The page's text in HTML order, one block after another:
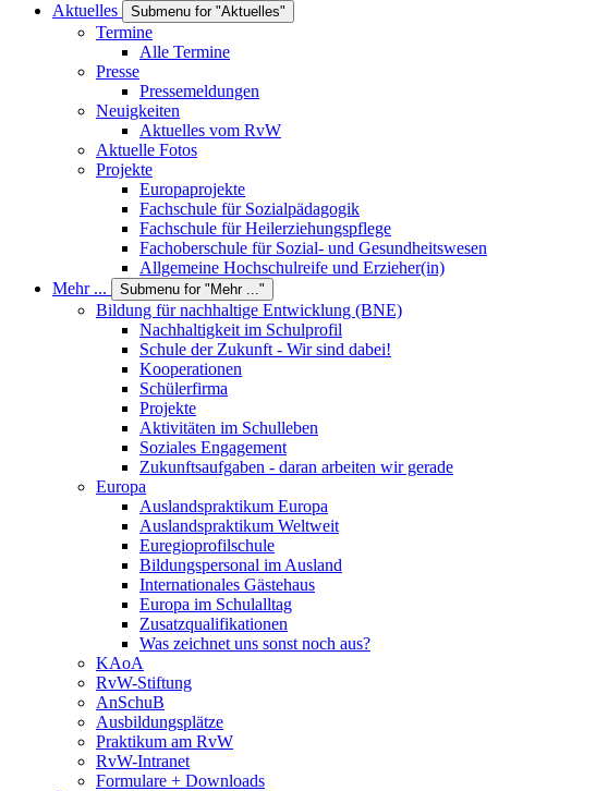
Aktuelles
Submenu for "Aktuelles"
Termine
Alle Termine
Presse
Pressemeldungen
Neuigkeiten
Aktuelles vom RvW
Aktuelle Fotos
Projekte
Europaprojekte
Fachschule für Sozialpädagogik
Fachschule für Heilerziehungspflege
Fachoberschule für Sozial- und Gesundheitswesen
Allgemeine Hochschulreife und Erzieher(in)
Mehr ...
Submenu for "Mehr ..."
Bildung für nachhaltige Entwicklung (BNE)
Nachhaltigkeit im Schulprofil
Schule der Zukunft - Wir sind dabei!
Kooperationen
Schülerfirma
Projekte
Aktivitäten im Schulleben
Soziales Engagement
Zukunftsaufgaben - daran arbeiten wir gerade
Europa
Auslandspraktikum Europa
Auslandspraktikum Weltweit
Euregioprofilschule
Bildungspersonal im Ausland
Internationales Gästehaus
Europa im Schulalltag
Zusatzqualifikationen
Was zeichnet uns sonst noch aus?
KAoA
RvW-Stiftung
AnSchuB
Ausbildungsplätze
Praktikum am RvW
RvW-Intranet
Formulare + Downloads